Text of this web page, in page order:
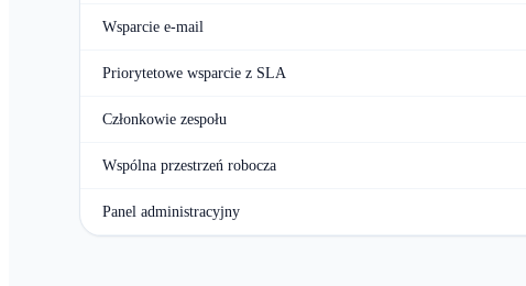
Wsparcie e-mail
Priorytetowe wsparcie z SLA
Członkowie zespołu
Wspólna przestrzeń robocza
Panel administracyjny